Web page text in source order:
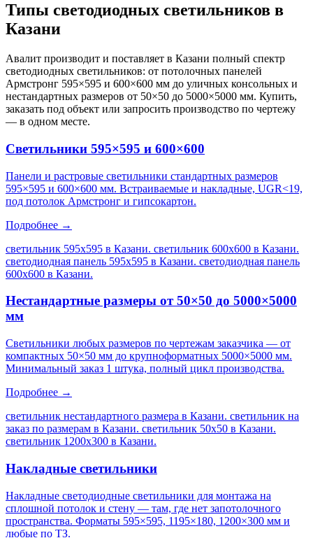
Типы светодиодных светильников в
Казани
Авалит производит и поставляет в Казани полный спектр
светодиодных светильников: от потолочных панелей
Армстронг 595×595 и 600×600 мм до уличных консольных и
нестандартных размеров от 50×50 до 5000×5000 мм. Купить,
заказать под объект или запросить производство по чертежу
— в одном месте.
Светильники 595×595 и 600×600
Панели и растровые светильники стандартных размеров
595×595 и 600×600 мм. Встраиваемые и накладные, UGR<19,
под потолок Армстронг и гипсокартон.
Подробнее →
светильник 595х595 в Казани. светильник 600х600 в Казани.
светодиодная панель 595х595 в Казани. светодиодная панель
600х600 в Казани.
Нестандартные размеры от 50×50 до 5000×5000
мм
Светильники любых размеров по чертежам заказчика — от
компактных 50×50 мм до крупноформатных 5000×5000 мм.
Минимальный заказ 1 штука, полный цикл производства.
Подробнее →
светильник нестандартного размера в Казани. светильник на
заказ по размерам в Казани. светильник 50х50 в Казани.
светильник 1200х300 в Казани.
Накладные светильники
Накладные светодиодные светильники для монтажа на
сплошной потолок и стену — там, где нет запотолочного
пространства. Форматы 595×595, 1195×180, 1200×300 мм и
любые по ТЗ.